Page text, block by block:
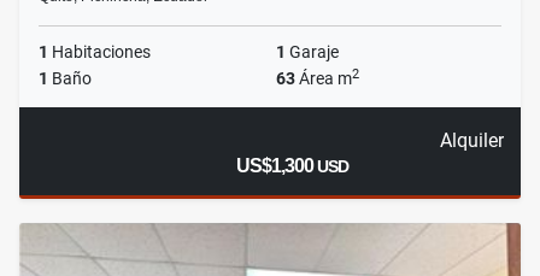
1 Habitaciones 1 Garaje
1 Baño 63Área m2
Alquiler
US$1,300USD